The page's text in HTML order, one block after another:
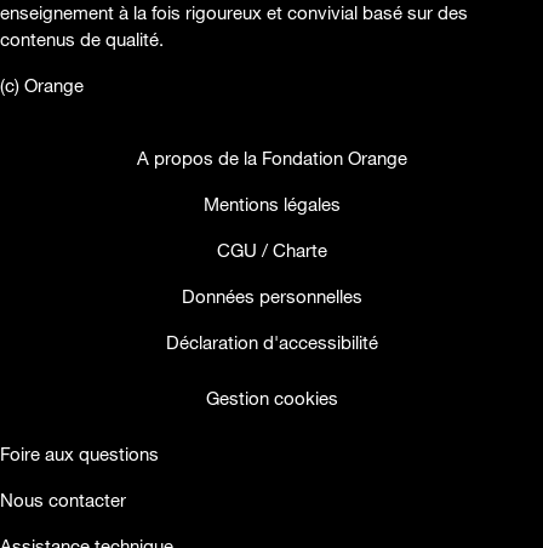
enseignement à la fois rigoureux et convivial basé sur des
contenus de qualité.
(c) Orange
A propos de la Fondation Orange
Mentions légales
CGU / Charte
Données personnelles
Déclaration d'accessibilité
Gestion cookies
Foire aux questions
Nous contacter